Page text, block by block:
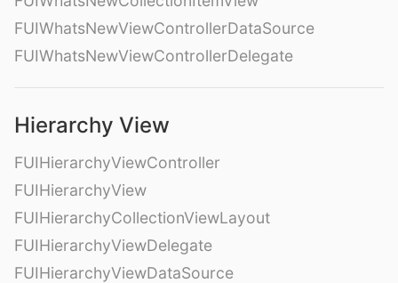
FUIWhatsNewViewControllerDataSource
FUIWhatsNewViewControllerDelegate
Hierarchy View
FUIHierarchyViewController
FUIHierarchyView
FUIHierarchyCollectionViewLayout
FUIHierarchyViewDelegate
FUIHierarchyViewDataSource